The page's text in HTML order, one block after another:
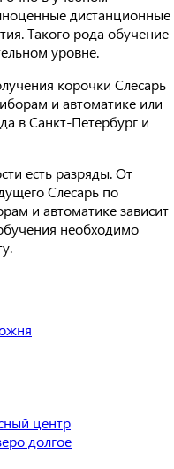
дистанционные
Такого рода обучение
уровне.
корочки Слесарь
и автоматике или
в Санкт-Петербург и
есть разряды. От
Слесарь по
и автоматике зависит
необходимо